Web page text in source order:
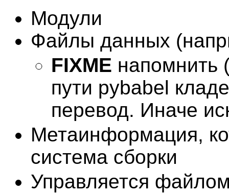
Модули
Файлы данных
FIXME напомнить
пути pybabel
перевод. Иначе
Метаинформация,
система сборки
Управляется